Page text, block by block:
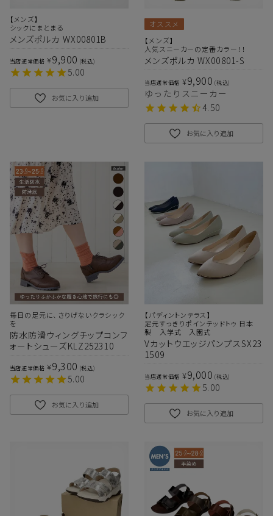
【メンズ】
シックにまとまる
メンズポルカ WX00801B
当店通常価格 ¥9,900 税込
5.00
お気に入り追加
オススメ
【メンズ】
人気スニーカーの定番カラー！！
メンズポルカ WX00801-S
当店通常価格 ¥9,900 税込
ゆったりスニーカー
4.50
お気に入り追加
毎日の足元に、さりげないクラシック
を
防水防滑ウィングチップコンフ
ォートシューズKLZ252310
当店通常価格 ¥9,300 税込
5.00
お気に入り追加
【パディントンテラス】
足元すっきりポインテッドトゥ 日本
製 入学式 入園式
VカットウエッジパンプスSX23
1509
当店通常価格 ¥9,000 税込
5.00
お気に入り追加